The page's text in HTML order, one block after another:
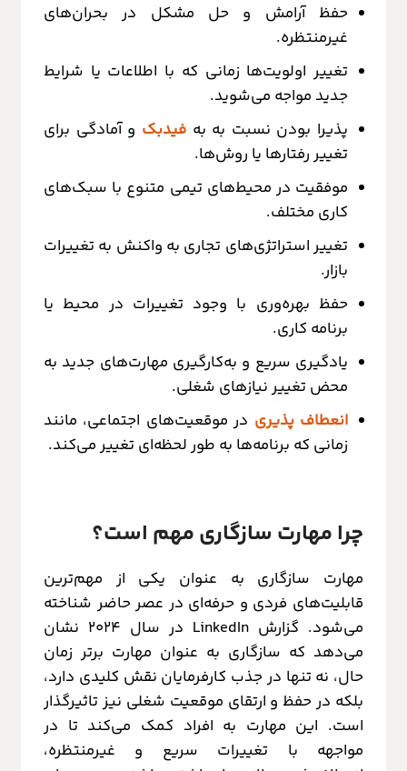
حفظ آرامش و حل مشکل در بحران‌های
غیرمنتظره.
تغییر اولویت‌ها زمانی که با اطلاعات یا شرایط
جدید مواجه می‌شوید.
پذیرا بودن نسبت به بهفیدبک و آمادگی برای
تغییر رفتارها یا روش‌ها.
موفقیت در محیط‌های تیمی متنوع با سبک‌های
کاری مختلف.
تغییر استراتژی‌های تجاری به واکنش به تغییرات
بازار.
حفظ بهره‌وری با وجود تغییرات در محیط یا
برنامه کاری.
یادگیری سریع و به‌کارگیری مهارت‌های جدید به
محض تغییر نیازهای شغلی.
انعطاف پذیری در موقعیت‌های اجتماعی، مانند
زمانی که برنامه‌ها به طور لحظه‌ای تغییر می‌کند.
چرا مهارت سازگاری مهم است؟
مهارت سازگاری به عنوان یکی از مهم‌ترین
قابلیت‌های فردی و حرفه‌ای در عصر حاضر شناخته
می‌شود. گزارش LinkedIn در سال ۲۰۲۴ نشان
می‌دهد که سازگاری به عنوان مهارت برتر زمان
حال، نه تنها در جذب کارفرمایان نقش کلیدی دارد،
بلکه در حفظ و ارتقای موقعیت شغلی نیز تاثیرگذار
است. این مهارت به افراد کمک می‌کند تا در
مواجهه با تغییرات سریع و غیرمنتظره،